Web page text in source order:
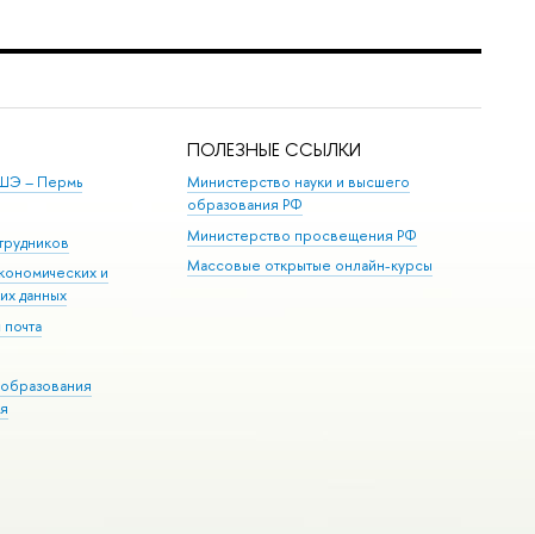
­– Пермь
и
данных
ПОЛЕЗНЫЕ ССЫЛКИ
Министерство науки и высшего
образования РФ
Министерство просвещения РФ
Массовые открытые онлайн-курсы